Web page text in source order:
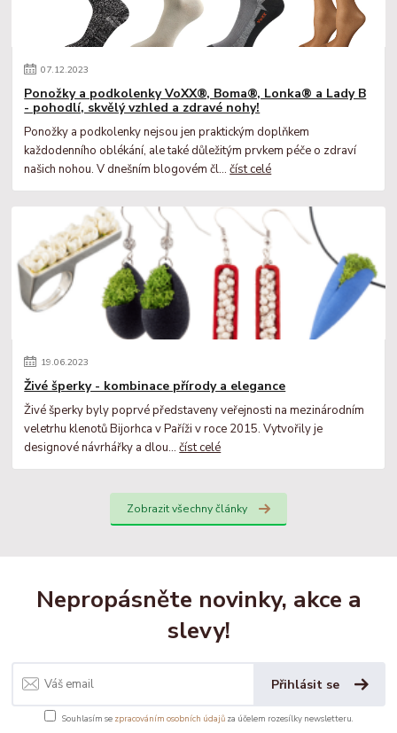
07.12.2023
Ponožky a podkolenky VoXX®, Boma®, Lonka® a Lady B
- pohodlí, skvělý vzhled a zdravé nohy!
Ponožky a podkolenky nejsou jen praktickým doplňkem
každodenního oblékání, ale také důležitým prvkem péče o zdraví
našich nohou. V dnešním blogovém čl...číst celé
19.06.2023
Živé šperky - kombinace přírody a elegance
Živé šperky byly poprvé představeny veřejnosti na mezinárodním
veletrhu klenotů Bijorhca v Paříži v roce 2015. Vytvořily je
designové návrhářky a dlou...číst celé
Zobrazit všechny články
Nepropásněte novinky, akce a
slevy!
Přihlásit se
Souhlasím se zpracováním osobních údajůza účelem rozesílky newsletteru.